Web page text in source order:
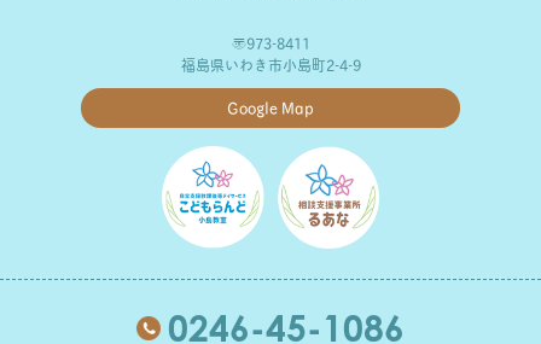
〒973-8411
福島県いわき市小島町2-4-9
Google Map
0246-45-1086